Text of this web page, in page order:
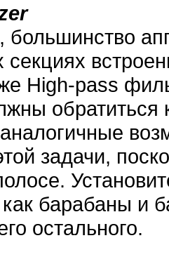
большинство
секциях
High-pass
задачи,
барабаны и
остального.